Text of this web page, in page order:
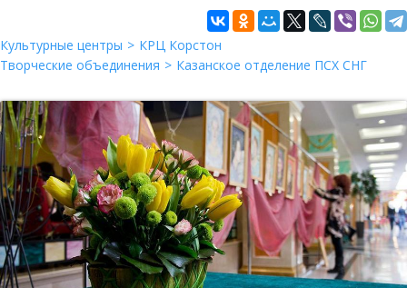
Культурные центры
КРЦ Корстон
Творческие объединения
Казанское отделение ПСХ СНГ